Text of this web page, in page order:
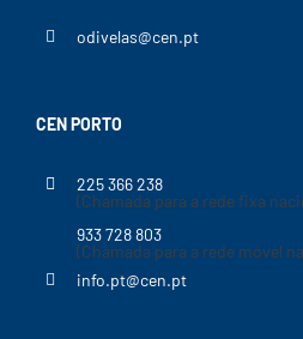
odivelas@cen.pt
CEN PORTO
225 366 238
(Chamada para a rede fixa
933 728 803
(Chamada para a rede móvel
info.pt@cen.pt